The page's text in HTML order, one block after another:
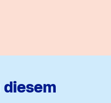
diesem